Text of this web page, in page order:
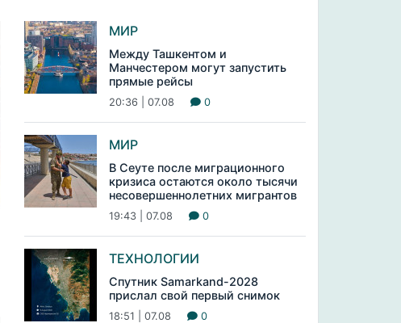
МИР
Между Ташкентом и
Манчестером могут запустить
прямые рейсы
20:36 | 07.08 0
МИР
В Сеуте после миграционного
кризиса остаются около тысячи
несовершеннолетних мигрантов
19:43 | 07.08 0
ТЕХНОЛОГИИ
Спутник Samarkand-2028
прислал свой первый снимок
18:51 | 07.08 0